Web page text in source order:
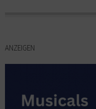
ANZEIGEN